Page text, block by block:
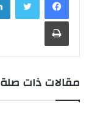
مقالات ذات صلة